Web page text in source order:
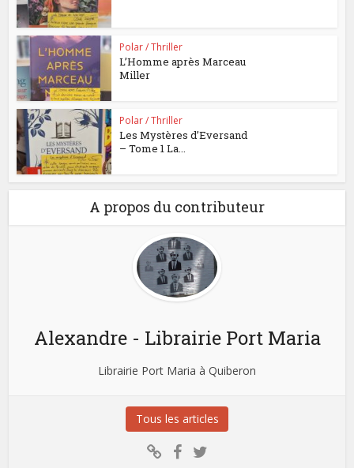
Polar / Thriller
L’Homme après Marceau
Miller
Polar / Thriller
Les Mystères d’Eversand
– Tome 1 La...
A propos du contributeur
Alexandre - Librairie Port Maria
Librairie Port Maria à Quiberon
Tous les articles